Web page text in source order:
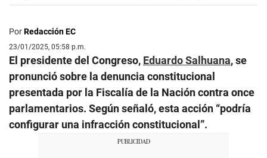
PorRedacción EC
23/01/2025, 05:58 p.m.
El presidente del Congreso, Eduardo Salhuana, se
pronunció sobre la denuncia constitucional
presentada por la Fiscalía de la Nación contra once
parlamentarios. Según señaló, esta acción “podría
configurar una infracción constitucional”.